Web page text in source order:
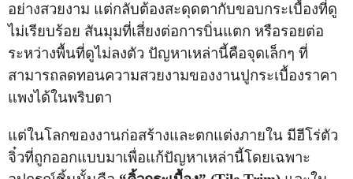
อย่างสวยงาม แต่กลับต้องสะดุดตากับขอบกระเบื้องที่ดู
ไม่เรียบร้อย สันมุมที่เสี่ยงต่อการบิ่นแตก หรือรอยต่อ
ระหว่างพื้นที่ดูไม่ลงตัว ปัญหาเหล่านี้คือจุดเล็กๆ ที่
สามารถลดทอนความสวยงามของงานปูกระเบื้องราคา
แพงได้ในพริบตา
แต่ในโลกของงานก่อสร้างและตกแต่งภายใน มีฮีโร่ตัว
จิ๋วที่ถูกออกแบบมาเพื่อแก้ปัญหาเหล่านี้โดยเฉพาะ